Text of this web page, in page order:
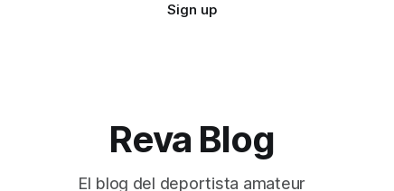
Sign up
Reva Blog
El blog del deportista amateur